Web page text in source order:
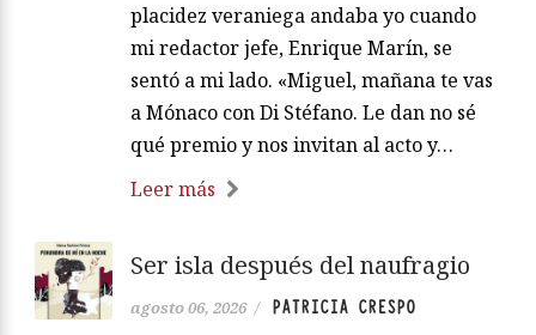
placidez veraniega andaba yo cuando
mi redactor jefe, Enrique Marín, se
sentó a mi lado. «Miguel, mañana te vas
a Mónaco con Di Stéfano. Le dan no sé
qué premio y nos invitan al acto y…
Leer más
Ser isla después del naufragio
agosto 06, 2026 / PATRICIA CRESPO